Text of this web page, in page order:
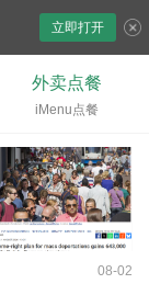
立即打开
外卖点餐
iMenu点餐
08-02